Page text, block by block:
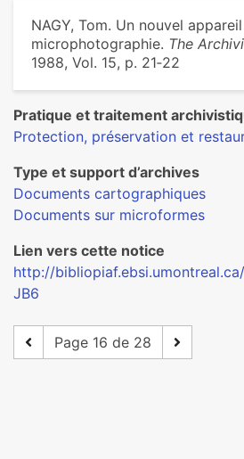
NAGY, Tom. Un nouvel
microphotographie. The
1988, Vol. 15, p. 21‑22
Pratique et traitement
Protection, préservation et
Type et support d’archives
Documents cartographiques
Documents sur microformes
Lien vers cette notice
http://
JB6
Page 16 de 28